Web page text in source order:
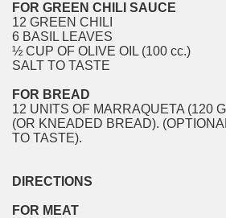
FOR GREEN CHILI SAUCE
12 GREEN CHILI
6 BASIL LEAVES
½ CUP OF OLIVE OIL (100 cc.)
SALT TO TASTE
FOR BREAD
12 UNITS OF MARRAQUETA (120
(OR KNEADED BREAD).
TO TASTE).
DIRECTIONS
FOR MEAT